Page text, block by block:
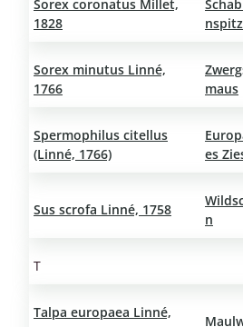
Sorex coronatus Millet,
1828
Sorex minutus Linné,
1766
maus
Spermophilus citellus
(Linné, 1766)
es
Sus scrofa Linné, 1758
n
T
Talpa europaea Linné,